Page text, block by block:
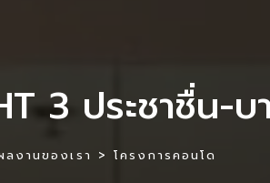
3 ประชาชื่น-
ลงานของเรา > โครงการคอนโด